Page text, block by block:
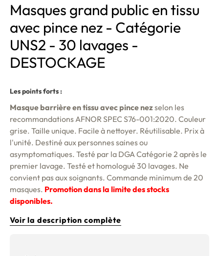
Masques grand public en tissu
avec pince nez - Catégorie
UNS2 - 30 lavages -
DESTOCKAGE
Les points forts :
Masque barrière en tissu avec pince nezselon les
recommandations AFNOR SPEC S76-001:2020. Couleur
grise. Taille unique. Facile à nettoyer. Réutilisable. Prix à
l'unité. Destiné aux personnes saines ou
asymptomatiques. Testé par la DGA Catégorie 2 après le
premier lavage. Testé et homologué 30 lavages. Ne
convient pas aux soignants. Commande minimum de 20
masques. Promotion dans la limite des stocks
disponibles.
Voir la description complète